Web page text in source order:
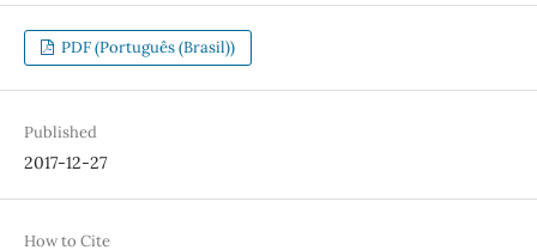
PDF (Português (Brasil))
Published
2017-12-27
How to Cite